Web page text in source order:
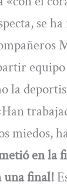
se
la
miedos,
en la
una final!